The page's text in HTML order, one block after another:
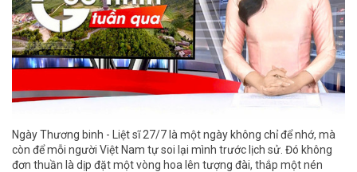
Ngày Thương binh - Liệt sĩ 27/7 là một ngày không chỉ để nhớ, mà
còn để mỗi người Việt Nam tự soi lại mình trước lịch sử. Đó không
đơn thuần là dịp đặt một vòng hoa lên tượng đài, thắp một nén